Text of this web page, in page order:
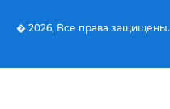
� 2026, Все права защищены.